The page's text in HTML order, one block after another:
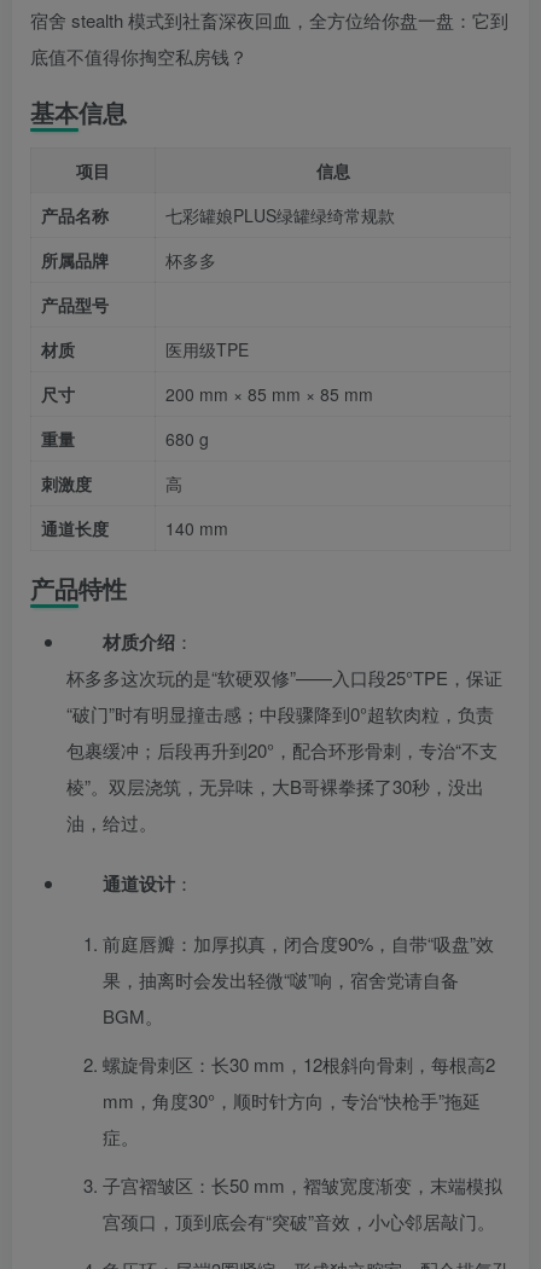
宿舍 stealth 模式到社畜深夜回血，全方位给你盘一盘：它到
底值不值得你掏空私房钱？
基本信息
项目
信息
产品名称
七彩罐娘PLUS绿罐绿绮常规款
所属品牌
杯多多
产品型号
材质
医用级TPE
尺寸
200 mm × 85 mm × 85 mm
重量
680 g
刺激度
高
通道长度
140 mm
产品特性
材质介绍 ：
杯多多这次玩的是“软硬双修”——入口段25°TPE，保证
“破门”时有明显撞击感；中段骤降到0°超软肉粒，负责
包裹缓冲；后段再升到20°，配合环形骨刺，专治“不支
棱”。双层浇筑，无异味，大B哥裸拳揉了30秒，没出
油，给过。
通道设计 ：
前庭唇瓣：加厚拟真，闭合度90%，自带“吸盘”效
果，抽离时会发出轻微“啵”响，宿舍党请自备
BGM。
螺旋骨刺区：长30 mm，12根斜向骨刺，每根高2
mm，角度30°，顺时针方向，专治“快枪手”拖延
症。
子宫褶皱区：长50 mm，褶皱宽度渐变，末端模拟
宫颈口，顶到底会有“突破”音效，小心邻居敲门。